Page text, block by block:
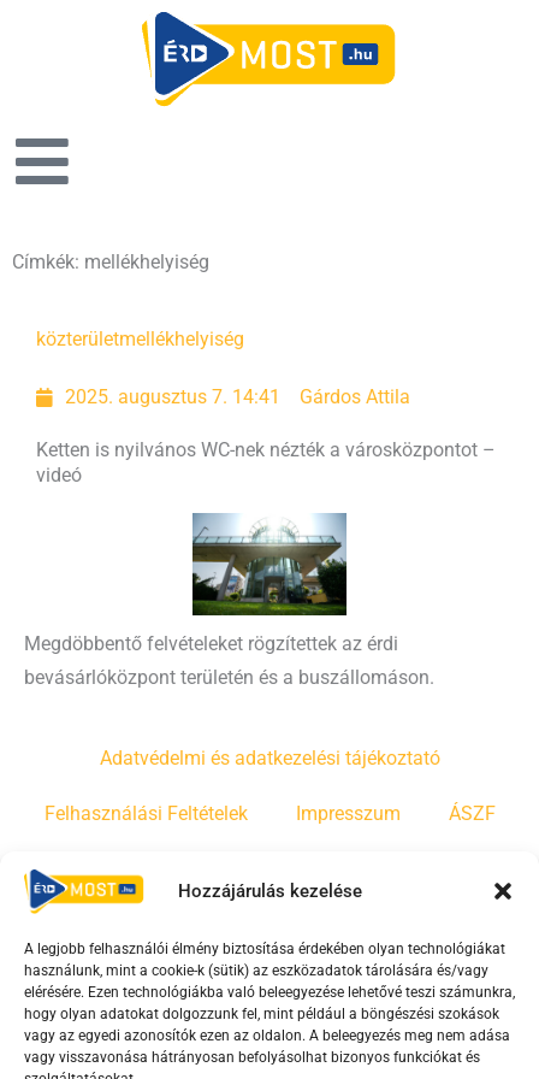
Hozzájárulás kezelése
A legjobb felhasználói élmény biztosítása érdekében olyan technológiákat
használunk, mint a cookie-k (sütik) az eszközadatok tárolására és/vagy
elérésére. Ezen technológiákba való beleegyezése lehetővé teszi számunkra,
hogy olyan adatokat dolgozzunk fel, mint például a böngészési szokások
vagy az egyedi azonosítók ezen az oldalon. A beleegyezés meg nem adása
vagy visszavonása hátrányosan befolyásolhat bizonyos funkciókat és
Címkék: mellékhelyiség
közterületmellékhelyiség
2025. augusztus 7. 14:41 Gárdos Attila
Ketten is nyilvános WC-nek nézték a városközpontot –
videó
Megdöbbentő felvételeket rögzítettek az érdi
bevásárlóközpont területén és a buszállomáson.
Adatvédelmi és adatkezelési tájékoztató
Felhasználási Feltételek Impresszum ÁSZF
Irányelvek
F
a
c
e
Y
o
u
t
T
i
k
t